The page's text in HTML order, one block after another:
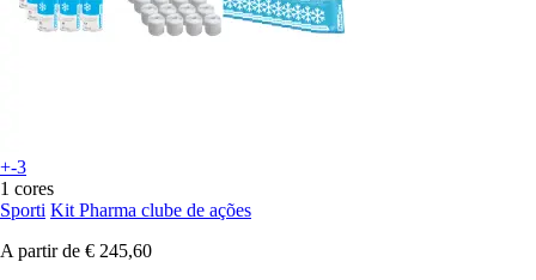
+-3
1 cores
Sporti Kit Pharma clube de ações
A partir de € 245,60